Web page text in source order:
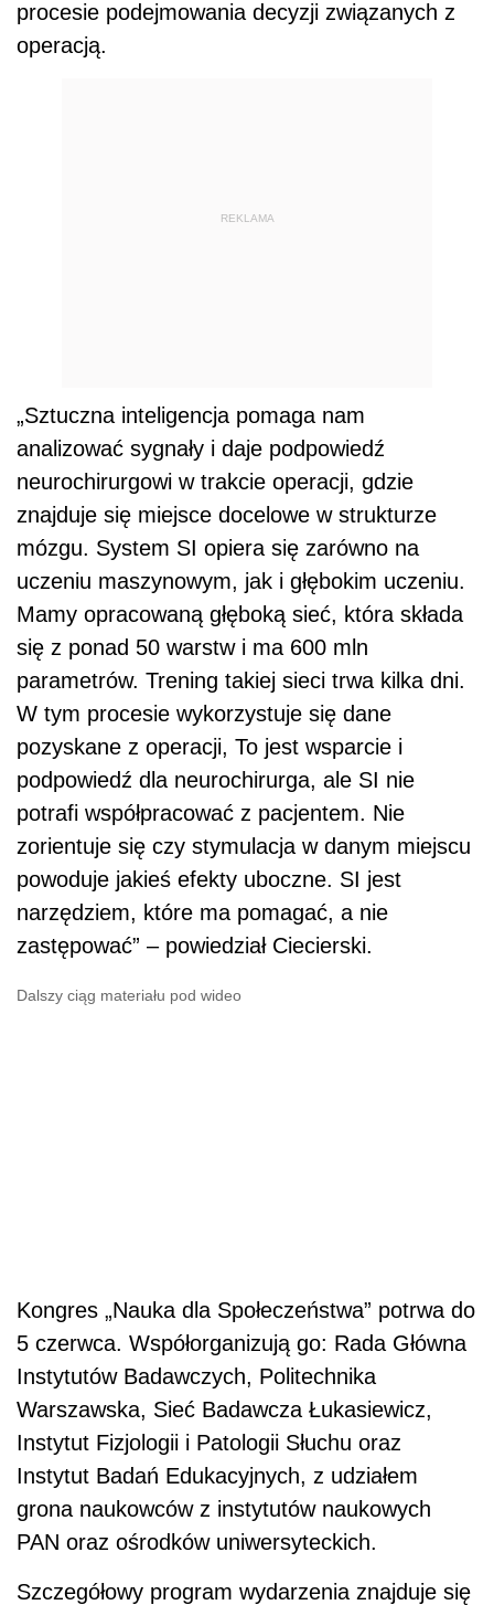
procesie podejmowania decyzji związanych z
operacją.
REKLAMA
„Sztuczna inteligencja pomaga nam
analizować sygnały i daje podpowiedź
neurochirurgowi w trakcie operacji, gdzie
znajduje się miejsce docelowe w strukturze
mózgu. System SI opiera się zarówno na
uczeniu maszynowym, jak i głębokim uczeniu.
Mamy opracowaną głęboką sieć, która składa
się z ponad 50 warstw i ma 600 mln
parametrów. Trening takiej sieci trwa kilka dni.
W tym procesie wykorzystuje się dane
pozyskane z operacji, To jest wsparcie i
podpowiedź dla neurochirurga, ale SI nie
potrafi współpracować z pacjentem. Nie
zorientuje się czy stymulacja w danym miejscu
powoduje jakieś efekty uboczne. SI jest
narzędziem, które ma pomagać, a nie
zastępować” – powiedział Ciecierski.
Dalszy ciąg materiału pod wideo
Kongres „Nauka dla Społeczeństwa” potrwa do
5 czerwca. Współorganizują go: Rada Główna
Instytutów Badawczych, Politechnika
Warszawska, Sieć Badawcza Łukasiewicz,
Instytut Fizjologii i Patologii Słuchu oraz
Instytut Badań Edukacyjnych, z udziałem
grona naukowców z instytutów naukowych
PAN oraz ośrodków uniwersyteckich.
Szczegółowy program wydarzenia znajduje się